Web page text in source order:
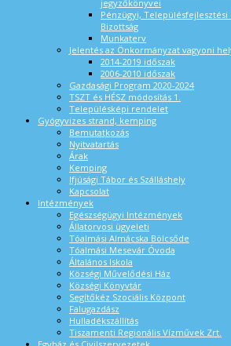
jegyzőkönyvei
Pénzügyi,
Bizottság
Munkaterv
Jelentés az Önkormányzat vagyoni
2014-2019 időszak
2006-2010 időszak
Gazdasági Program 2020-2024
TSZT és HÉSZ módosítás 1.
Településképi rendelet
Gyógyvizes strand, kemping
Bemutatkozás
Nyitvatartás
Árak
Kemping
Ifjúsági Tábor és Szálláshely
Kapcsolat
Intézmények
Egészségügyi Intézmények
Állatorvosi ügyeleti
Tóalmási Almácska Bölcsőde
Tóalmási Mesevár Óvoda
Általános Iskola
Községi Művelődési Ház
Községi Könyvtár
Segítőkéz Szociális Központ
Falugazdász
Hulladékszállítás
Tiszamenti Regionális Vízművek Zrt.